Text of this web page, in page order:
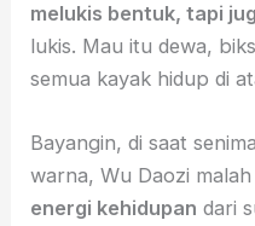
melukis bentuk, tapi
lukis. Mau itu dewa,
semua kayak hidup di
Bayangin, di saat
warna, Wu Daozi
energi kehidupan dari